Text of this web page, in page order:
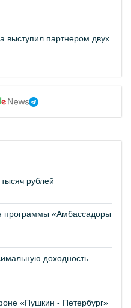
выступил партнером двух
рублей
программы «Амбассадоры
доходность
«Пушкин - Петербург»